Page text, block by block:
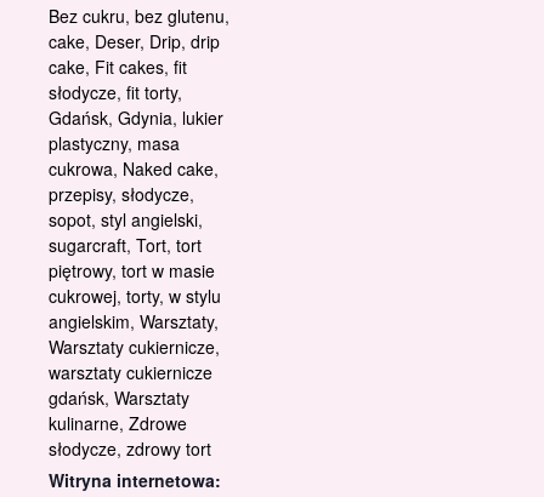
Bez cukru, bez glutenu,
cake, Deser, Drip, drip
cake, Fit cakes, fit
słodycze, fit torty,
Gdańsk, Gdynia, lukier
plastyczny, masa
cukrowa, Naked cake,
przepisy, słodycze,
sopot, styl angielski,
sugarcraft, Tort, tort
piętrowy, tort w masie
cukrowej, torty, w stylu
angielskim, Warsztaty,
Warsztaty cukiernicze,
warsztaty cukiernicze
gdańsk, Warsztaty
kulinarne, Zdrowe
słodycze, zdrowy tort
Witryna internetowa: